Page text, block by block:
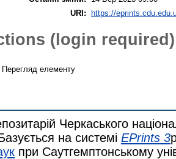
URI: https://
(login required)
Перегляд елементу
Черкаського
на системі EPrints 3
при Саутгемптонському